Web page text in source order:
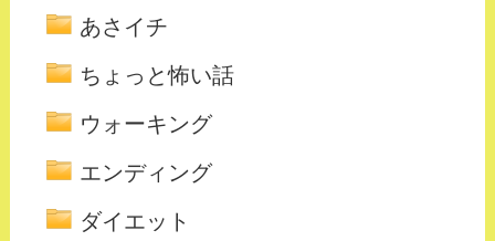
あさイチ
ちょっと怖い話
ウォーキング
エンディング
ダイエット